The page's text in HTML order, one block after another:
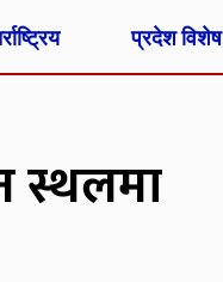
प्रदेश विशेष
स्थलमा